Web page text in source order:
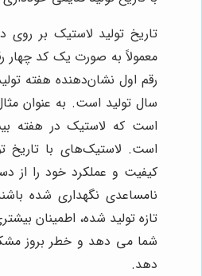
تاریخ تولید لاستیک بر
معمولاً به صورت یک کد
رقم اول نشان‌دهنده هفته
است. لاستیک‌های با تاریخ
کیفیت و عملکرد خود را از
نامساعدی نگهداری شده
تازه تولید شده، اطمینان
شما می دهد و خطر بروز
دهد.